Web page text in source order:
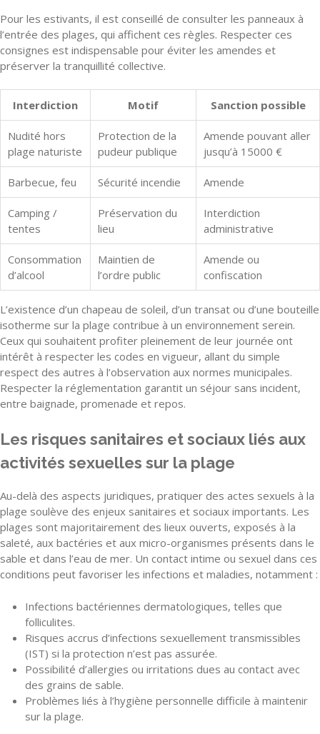
Pour les estivants, il est conseillé de consulter les panneaux à
l’entrée des plages, qui affichent ces règles. Respecter ces
consignes est indispensable pour éviter les amendes et
préserver la tranquillité collective.
Interdiction Motif Sanction possible
Nudité hors
plage naturiste
Protection de la
pudeur publique
Amende pouvant aller
jusqu’à 15000 €
Barbecue, feu Sécurité incendie Amende
Camping /
tentes
Préservation du
lieu
Interdiction
administrative
Consommation
d’alcool
Maintien de
l’ordre public
Amende ou
confiscation
L’existence d’un chapeau de soleil, d’un transat ou d’une bouteille
isotherme sur la plage contribue à un environnement serein.
Ceux qui souhaitent profiter pleinement de leur journée ont
intérêt à respecter les codes en vigueur, allant du simple
respect des autres à l’observation aux normes municipales.
Respecter la réglementation garantit un séjour sans incident,
entre baignade, promenade et repos.
Les risques sanitaires et sociaux liés aux
activités sexuelles sur la plage
Au-delà des aspects juridiques, pratiquer des actes sexuels à la
plage soulève des enjeux sanitaires et sociaux importants. Les
plages sont majoritairement des lieux ouverts, exposés à la
saleté, aux bactéries et aux micro-organismes présents dans le
sable et dans l’eau de mer. Un contact intime ou sexuel dans ces
conditions peut favoriser les infections et maladies, notamment :
Infections bactériennes dermatologiques, telles que
folliculites.
Risques accrus d’infections sexuellement transmissibles
(IST) si la protection n’est pas assurée.
Possibilité d’allergies ou irritations dues au contact avec
des grains de sable.
Problèmes liés à l’hygiène personnelle difficile à maintenir
sur la plage.